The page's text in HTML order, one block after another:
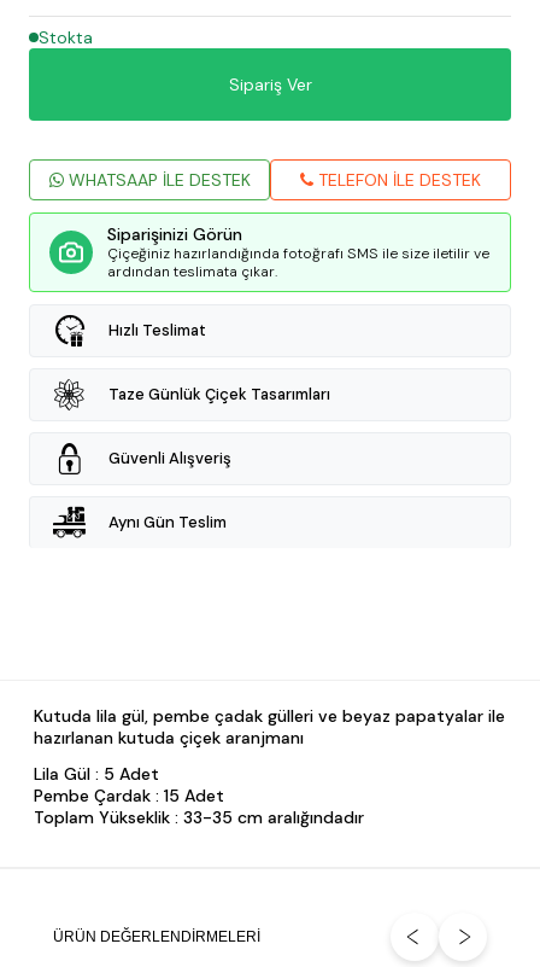
Stokta
Sipariş Ver
WHATSAAP İLE DESTEK TELEFON İLE DESTEK
Siparişinizi Görün
Çiçeğiniz hazırlandığında fotoğrafı SMS ile size iletilir ve
ardından teslimata çıkar.
Hızlı Teslimat
Taze Günlük Çiçek Tasarımları
Güvenli Alışveriş
Aynı Gün Teslim
Kutuda lila gül, pembe çadak gülleri ve beyaz papatyalar ile
hazırlanan kutuda çiçek aranjmanı
Lila Gül : 5 Adet
Pembe Çardak : 15 Adet
Toplam Yükseklik : 33-35 cm aralığındadır
ÜRÜN DEĞERLENDIRMELERI